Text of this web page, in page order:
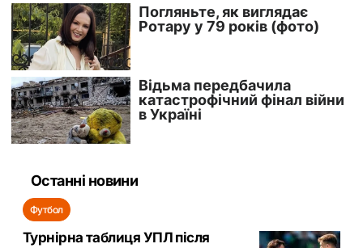
Останні новини
Футбол
Турнірна таблиця УПЛ після